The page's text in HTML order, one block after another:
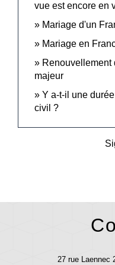
vue est encore en
Mariage d'un
Mariage en
Renouvellement
majeur
Y a-t-il une
civil ?
27 rue Laennec